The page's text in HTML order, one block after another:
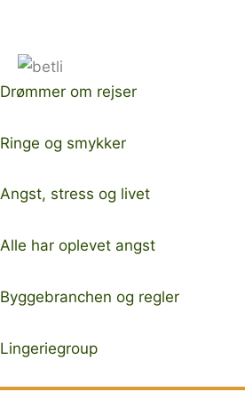
Drømmer om rejser
Ringe og smykker
Angst, stress og livet
Alle har oplevet angst
Byggebranchen og regler
Lingeriegroup